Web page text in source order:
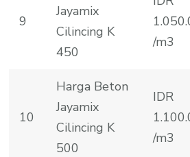
9
Jayamix
Cilincing K
450
/m3
10
Harga Beton
Jayamix
Cilincing K
500
IDR
/m3